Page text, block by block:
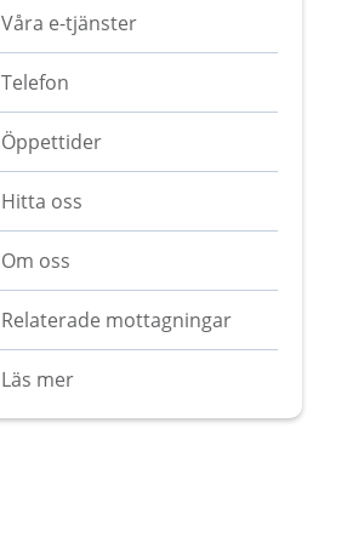
Våra e-tjänster
Telefon
Öppettider
Hitta oss
Om oss
Relaterade mottagningar
Läs mer